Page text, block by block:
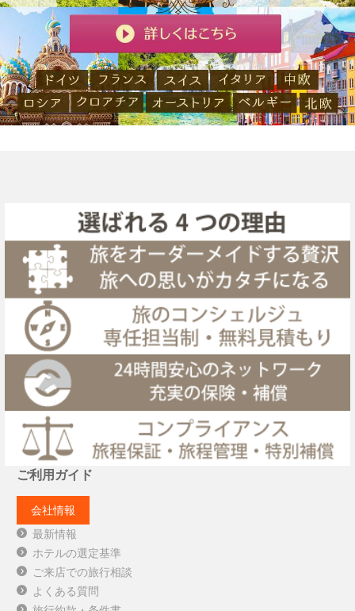
ご利用ガイド
会社情報
最新情報
ホテルの選定基準
ご来店での旅行相談
よくある質問